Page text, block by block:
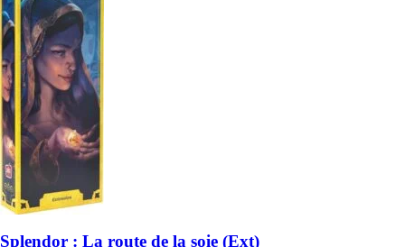
Splendor : La route de la soie (Ext)